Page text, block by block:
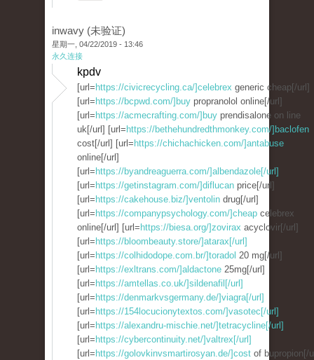
inwavy (未验证)
星期一, 04/22/2019 - 13:46
永久连接
kpdv
[url= https://civicrecycling.ca/]celebrex generic cheap[/url]
[url= https://bcpwd.com/]buy propranolol online[/url]
[url= https://acmecrafting.com/]buy prendisalone on line
uk[/url] [url= https://bethehundredthmonkey.com/]baclofen
cost[/url] [url= https://chichachicken.com/]antabuse
online[/url]
[url= https://byandreaguerra.com/]albendazole[/url]
[url= https://getinstagram.com/]diflucan price[/url]
[url= https://cakehouse.biz/]ventolin drug[/url]
[url= https://companypsychology.com/]cheap celebrex
online[/url] [url= https://biesa.org/]zovirax acyclovir[/url]
[url= https://bloombeauty.store/]atarax[/url]
[url= https://colhidodope.com.br/]toradol 20 mg[/url]
[url= https://exltrans.com/]aldactone 25mg[/url]
[url= https://amtellas.co.uk/]sildenafil[/url]
[url= https://denmarkvsgermany.de/]viagra[/url]
[url= https://154locucionytextos.com/]vasotec[/url]
[url= https://alexandru-mischie.net/]tetracycline[/url]
[url= https://cybercontinuity.net/]valtrex[/url]
[url= https://golovkinvsmartirosyan.de/]cost of bupropion[/